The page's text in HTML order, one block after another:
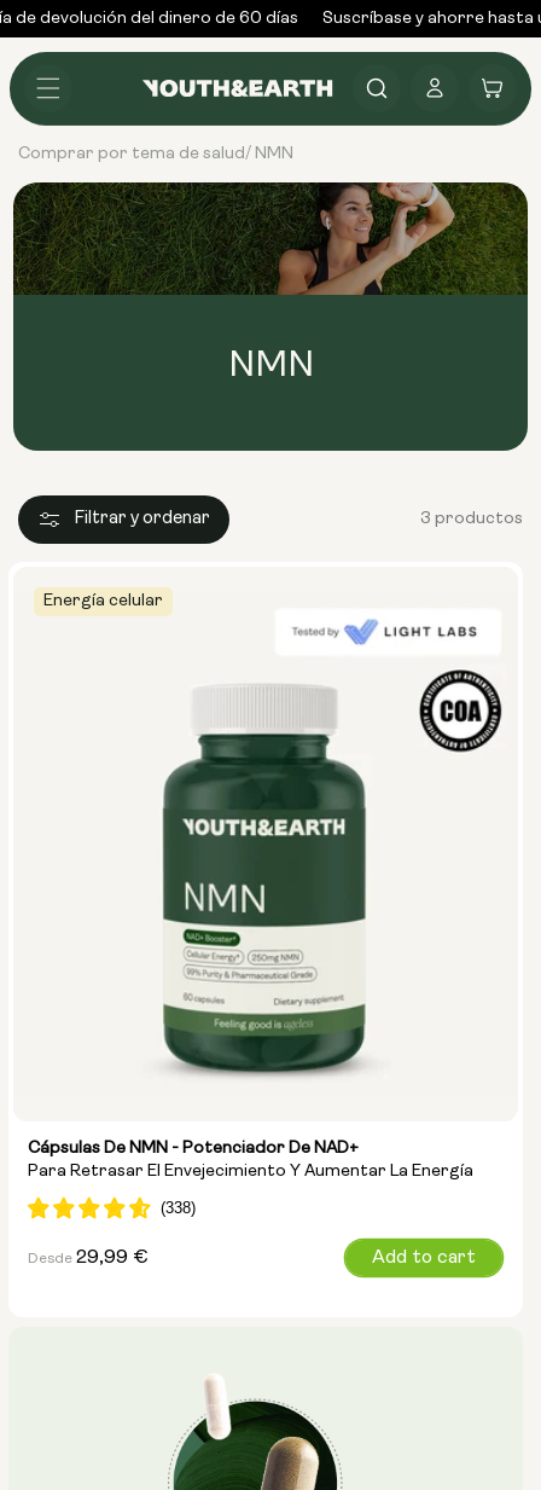
Ir al
contenido
de devolución del dinero de 60 días Suscríbase y ahorre hasta
ConectarseCarrito
Comprar por tema de salud/ NMN
NMN
Filtrar y ordenar 3 productos
Energía celular
Cápsulas De NMN - Potenciador De NAD+
Para Retrasar El Envejecimiento Y Aumentar La Energía
Tamaño de la cápsula:
Precio
Desde 29,99 € Add to cart